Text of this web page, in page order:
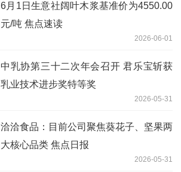
6月1日生意社阔叶木浆基准价为4550.00
元/吨 焦点速读
2026-06-01
中乳协第三十二次年会召开 君乐宝斩获
乳业技术进步奖特等奖
2026-05-31
洽洽食品：目前公司聚焦葵花子、坚果两
大核心品类 焦点日报
2026-05-31